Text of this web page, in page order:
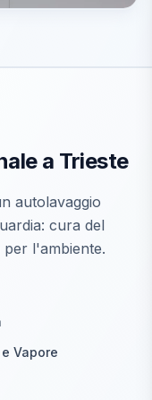
a Trieste
autolavaggio
cura del
l'ambiente.
Vapore